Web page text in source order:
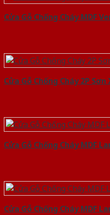
Cửa Gỗ Chống Cháy MDF
Cửa Gỗ Chống Cháy 2P
Cửa Gỗ Chống Cháy MDF
Cửa Gỗ Chống Cháy MDF